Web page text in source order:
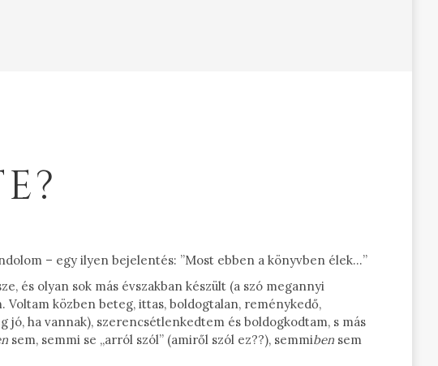
– egy ilyen bejelentés: ”Most ebben a könyvben élek…”
és olyan sok más évszakban készült (a szó megannyi
közben beteg, ittas, boldogtalan, reménykedő,
jó, ha vannak), szerencsétlenkedtem és boldogkodtam, s más
sem, semmi se „arról szól” (amiről szól ez??), semmiben sem